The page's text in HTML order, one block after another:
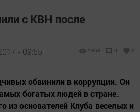
с КВН после
- 09:55 1363 0 0
обвинили в коррупции. Он
богатых людей в стране.
из основателей Клуба веселых и